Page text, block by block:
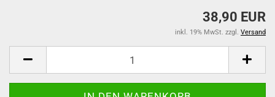
38,90 EUR
inkl. 19% MwSt. zzgl. Versand